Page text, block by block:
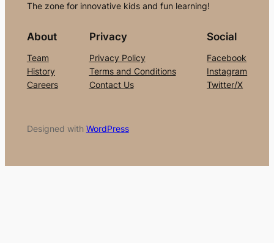
The zone for innovative kids and fun learning!
About
Team
History
Careers
Privacy
Privacy Policy
Terms and Conditions
Contact Us
Social
Facebook
Instagram
Twitter/X
Designed with WordPress